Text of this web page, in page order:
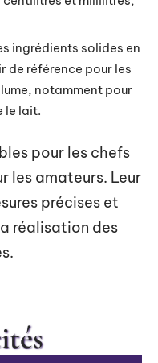
ingrédients solides en
de référence pour les
notamment pour
le lait.
pour les chefs
les amateurs. Leur
précises et
réalisation des